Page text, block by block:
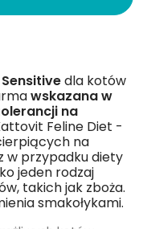
dla kotów
wskazana w
na
Feline Diet -
na
w przypadku diety
jeden rodzaj
takich jak zboża.
smakołykami.